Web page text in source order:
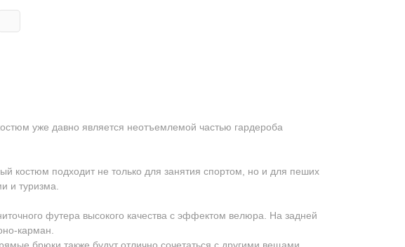
уже давно является неотъемлемой частью гардероба
костюм подходит не только для занятия спортом, но и для пеших
и туризма.
футера высокого качества с эффектом велюра. На задней
карман.